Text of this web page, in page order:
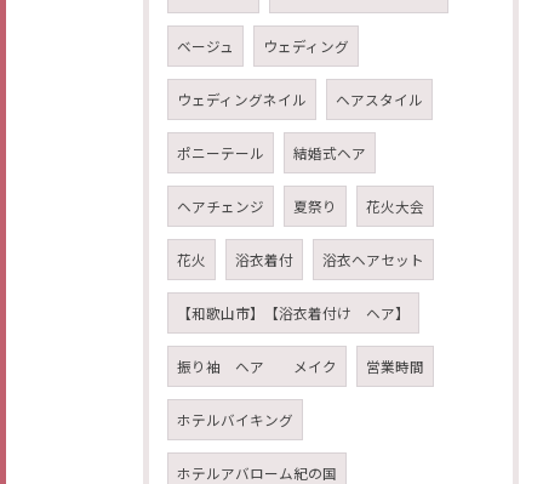
ベージュ ウェディング
ウェディングネイル ヘアスタイル
ポニーテール 結婚式ヘア
ヘアチェンジ 夏祭り 花火大会
花火 浴衣着付 浴衣ヘアセット
【和歌山市】【浴衣着付け ヘア】
振り袖 ヘア メイク 営業時間
ホテルバイキング
ホテルアバローム紀の国